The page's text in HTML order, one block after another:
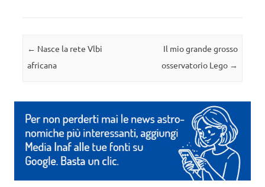
Navigazione articolo
← Nasce la rete Vlbi
africana
Il mio grande grosso
osservatorio Lego →